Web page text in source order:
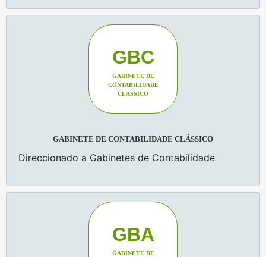
GBC
GABINETE DE
CONTABILIDADE
CLÁSSICO
GABINETE DE CONTABILIDADE CLÁSSICO
Direccionado a Gabinetes de Contabilidade
GBA
GABINETE DE